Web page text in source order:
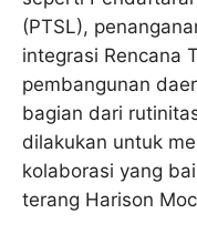
(PTSL),
integrasi Rencana
pembangunan
bagian dari
dilakukan untuk
kolaborasi yang
terang Harison